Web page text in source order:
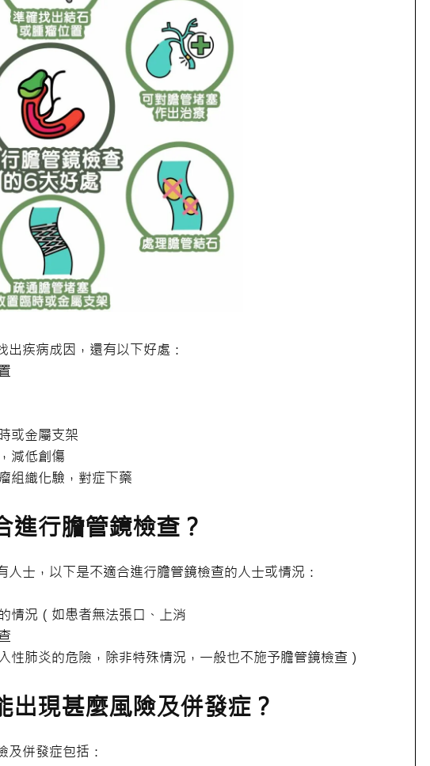
疾病成因，還有以下好處：
或金屬支架
減低創傷
組織化驗，對症下藥
進行膽管鏡檢查？
人士，以下是不適合進行膽管鏡檢查的人士或情況：
情況（如患者無法張口、上消
性肺炎的危險，除非特殊情況，一般也不施予膽管鏡檢查）
出現甚麼風險及併發症？
及併發症包括：